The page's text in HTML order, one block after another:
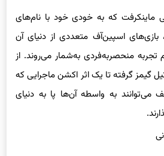
ماینکرفت که به خودی خود با نام‌های
اسپین‌آف متعددی از دنیای آن
تجربه منحصربه‌فردی به‌شمار می‌روند. از
گیمز گرفته تا یک اثر اکشن ماجرایی که
می‌توانند به واسطه آن‌ها پا به دنیای